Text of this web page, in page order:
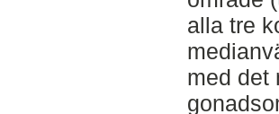
alla tre
med det